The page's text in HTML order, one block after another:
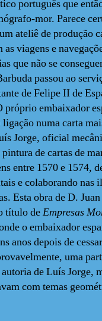
português que
mor. Parece
ateliê de produção
viagens e
que não se
passou ao
de Felipe II de
próprio embaixador
numa carta
Jorge, oficial
de cartas de
entre 1570 e 1574,
e colaborando nas
Esta obra de D.
título deEmpresas
o embaixador
anos depois de
uma
de Luís Jorge,
com temas